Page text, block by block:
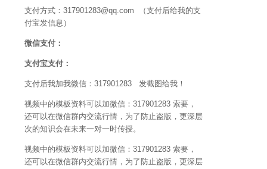
支付方式：317901283@qq.com （支付后给我的支
付宝发信息）
微信支付：
支付宝支付：
支付后我加我微信：317901283 发截图给我！
视频中的模板资料可以加微信：317901283 索要，
还可以在微信群内交流行情，为了防止盗版，更深层
次的知识会在未来一对一时传授。
视频中的模板资料可以加微信：317901283 索要，
还可以在微信群内交流行情，为了防止盗版，更深层